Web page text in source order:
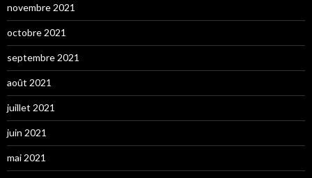
novembre 2021
octobre 2021
septembre 2021
août 2021
juillet 2021
juin 2021
mai 2021